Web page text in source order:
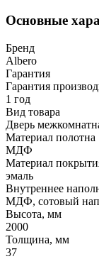
Основные
Бренд
Albero
Гарантия
Гарантия
1 год
Вид товара
Дверь
Материал полотна
МДФ
Материал
эмаль
Внутреннее
МДФ, сотовый
Высота, мм
2000
Толщина, мм
37